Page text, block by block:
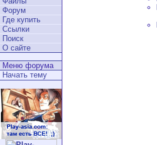
Форум
Где купить
Ссылки
Поиск
О сайте
Меню форума
Начать тему